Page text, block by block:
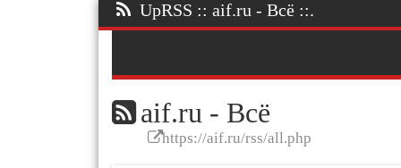
UpRSS :: aif.ru - Всё ::.
aif.ru - Всё
https://aif.ru/rss/all.php